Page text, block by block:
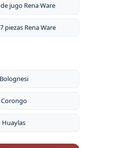
jugo Rena Ware
piezas Rena Ware
Bolognesi
Corongo
Huaylas